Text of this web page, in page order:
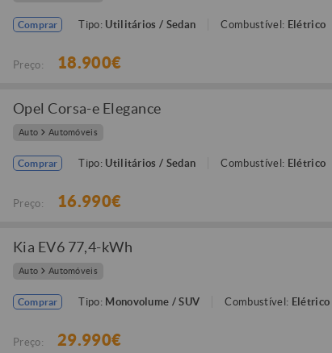
Comprar Tipo: Utilitários / Sedan Combustível: Elétrico
Preço: 18.900€
Opel Corsa-e Elegance
Auto Automóveis
Comprar Tipo: Utilitários / Sedan Combustível: Elétrico
Preço: 16.990€
Kia EV6 77,4-kWh
Auto Automóveis
Comprar Tipo: Monovolume / SUV Combustível: Elétrico
Preço: 29.990€